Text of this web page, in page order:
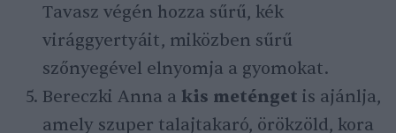
Tavasz végén hozza sűrű, kék
virággyertyáit, miközben sűrű
szőnyegével elnyomja a gyomokat.
Bereczki Anna a kis meténget is ajánlja,
amely szuper talajtakaró, örökzöld, kora